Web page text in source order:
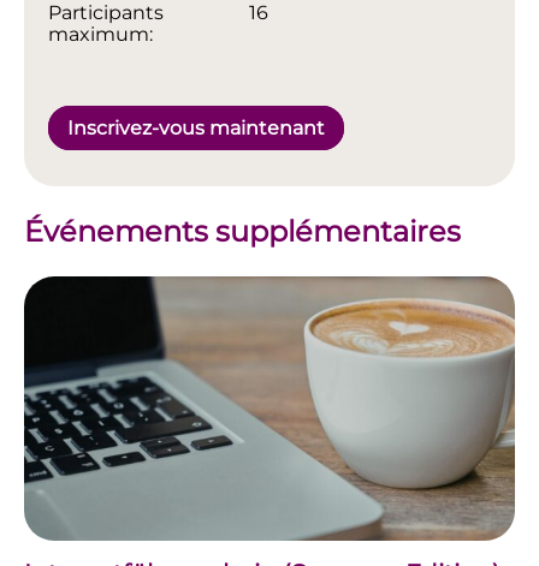
Participants
maximum:
16
Inscrivez-vous maintenant
Événements supplémentaires